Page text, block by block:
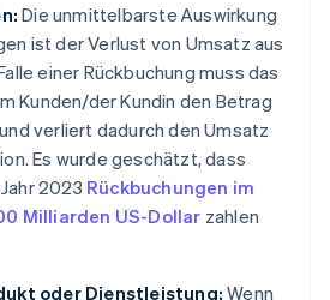
Die unmittelbarste Auswirkung
ist der Verlust von Umsatz aus
einer Rückbuchung muss das
Kunden/der Kundin den Betrag
verliert dadurch den Umsatz
Es wurde geschätzt, dass
2023 Rückbuchungen im
Milliarden US-Dollar zahlen
oder Dienstleistung: Wenn